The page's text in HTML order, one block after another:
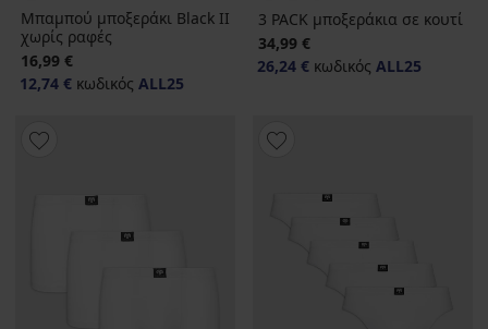
Μπαμπού μποξεράκι Black II
χωρίς ραφές
16,99 €
12,74 € κωδικός ALL25
3 PACK μποξεράκια σε κουτί
34,99 €
26,24 € κωδικός ALL25